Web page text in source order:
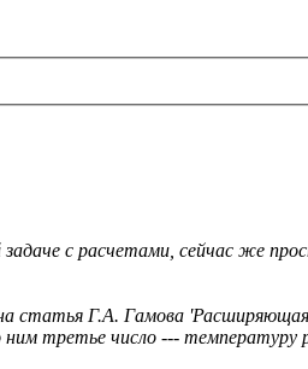
с расчетами, сейчас же
статья Г.А. Гамова
третье число ---